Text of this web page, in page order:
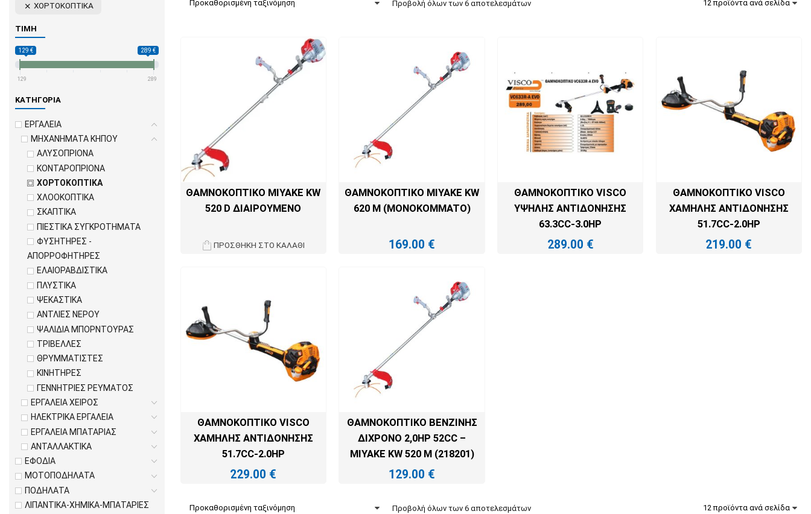
ΧΟΡΤΟΚΟΠΤΙΚΑ
ΤΙΜΉ
129 € 289 €
129 289
ΚΑΤΗΓΟΡΊΑ
ΕΡΓΑΛΕΙΑ
ΜΗΧΑΝΗΜΑΤΑ ΚΗΠΟΥ
ΑΛΥΣΟΠΡΙΟΝΑ
ΚΟΝΤΑΡΟΠΡΙΟΝΑ
ΧΟΡΤΟΚΟΠΤΙΚΑ
ΧΛΟΟΚΟΠΤΙΚΑ
ΣΚΑΠΤΙΚΑ
ΠΙΕΣΤΙΚΑ ΣΥΓΚΡΟΤΗΜΑΤΑ
ΦΥΣΗΤΗΡΕΣ -
ΑΠΟΡΡΟΦΗΤΗΡΕΣ
ΕΛΑΙΟΡΑΒΔΙΣΤΙΚΑ
ΠΛΥΣΤΙΚΑ
ΨΕΚΑΣΤΙΚΑ
ΑΝΤΛΙΕΣ ΝΕΡΟΥ
ΨΑΛΙΔΙΑ ΜΠΟΡΝΤΟΥΡΑΣ
ΤΡΙΒΕΛΛΕΣ
ΘΡΥΜΜΑΤΙΣΤΕΣ
ΚΙΝΗΤΗΡΕΣ
ΓΕΝΝΗΤΡΙΕΣ ΡΕΥΜΑΤΟΣ
ΕΡΓΑΛΕΙΑ ΧΕΙΡΟΣ
ΗΛΕΚΤΡΙΚΑ ΕΡΓΑΛΕΙΑ
ΕΡΓΑΛΕΙΑ ΜΠΑΤΑΡΙΑΣ
ΑΝΤΑΛΛΑΚΤΙΚΑ
ΕΦΟΔΙΑ
ΜΟΤΟΠΟΔΗΛΑΤΑ
ΠΟΔΗΛΑΤΑ
ΛΙΠΑΝΤΙΚΑ-ΧΗΜΙΚΑ-ΜΠΑΤΑΡΙΕΣ
Προβολή όλων των 6 αποτελεσμάτων
ΘΑΜΝΟΚΟΠΤΙΚΟ MIYAKE KW
520 D ΔΙΑΙΡΟΥΜΕΝΟ
ΠΡΟΣΘΉΚΗ ΣΤΟ ΚΑΛΆΘΙ
ΘΑΜΝΟΚΟΠΤΙΚΟ MIYAKE KW
620 M (MONOKOMMATO)
169.00 €
ΘΑΜΝΟΚΟΠΤΙΚΌ VISCO
ΥΨΗΛΉΣ ΑΝΤΙΔΌΝΗΣΗΣ
63.3CC-3.0HP
289.00 €
ΘΑΜΝΟΚΟΠΤΙΚΌ VISCO
ΧΑΜΗΛΉΣ ΑΝΤΙΔΌΝΗΣΗΣ
51.7CC-2.0HP
219.00 €
ΘΑΜΝΟΚΟΠΤΙΚΌ VISCO
ΧΑΜΗΛΉΣ ΑΝΤΙΔΌΝΗΣΗΣ
51.7CC-2.0HP
229.00 €
ΘΑΜΝΟΚΟΠΤΙΚΌ ΒΕΝΖΊΝΗΣ
ΔΊΧΡΟΝΟ 2,0HP 52CC –
MIYAKE KW 520 M (218201)
129.00 €
Προβολή όλων των 6 αποτελεσμάτων